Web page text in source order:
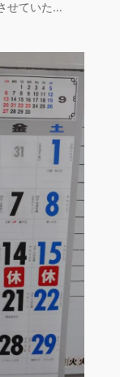
せていた…